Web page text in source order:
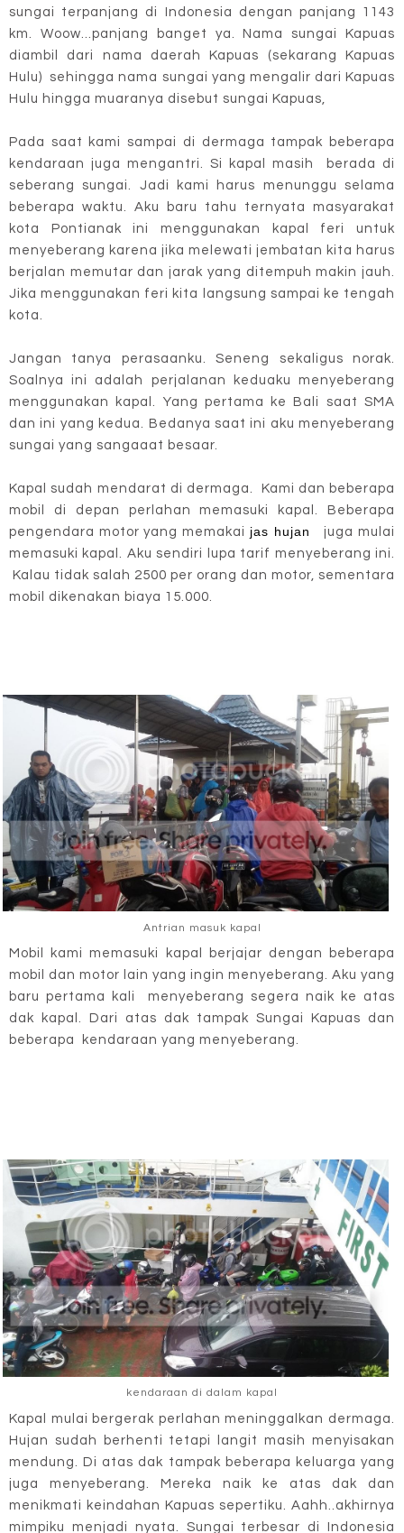
sungai terpanjang di Indonesia dengan panjang 1143
km. Woow...panjang banget ya. Nama sungai Kapuas
diambil dari nama daerah Kapuas (sekarang Kapuas
Hulu) sehingga nama sungai yang mengalir dari Kapuas
Hulu hingga muaranya disebut sungai Kapuas,
Pada saat kami sampai di dermaga tampak beberapa
kendaraan juga mengantri. Si kapal masih berada di
seberang sungai. Jadi kami harus menunggu selama
beberapa waktu. Aku baru tahu ternyata masyarakat
kota Pontianak ini menggunakan kapal feri untuk
menyeberang karena jika melewati jembatan kita harus
berjalan memutar dan jarak yang ditempuh makin jauh.
Jika menggunakan feri kita langsung sampai ke tengah
kota.
Jangan tanya perasaanku. Seneng sekaligus norak.
Soalnya ini adalah perjalanan keduaku menyeberang
menggunakan kapal. Yang pertama ke Bali saat SMA
dan ini yang kedua. Bedanya saat ini aku menyeberang
sungai yang sangaaat besaar.
Kapal sudah mendarat di dermaga. Kami dan beberapa
mobil di depan perlahan memasuki kapal. Beberapa
pengendara motor yang memakai jas hujan
juga mulai
memasuki kapal. Aku sendiri lupa tarif menyeberang ini.
Kalau tidak salah 2500 per orang dan motor, sementara
mobil dikenakan biaya 15.000.
Antrian masuk kapal
Mobil kami memasuki kapal berjajar dengan beberapa
mobil dan motor lain yang ingin menyeberang. Aku yang
baru pertama kali menyeberang segera naik ke atas
dak kapal. Dari atas dak tampak Sungai Kapuas dan
beberapa kendaraan yang menyeberang.
kendaraan di dalam kapal
Kapal mulai bergerak perlahan meninggalkan dermaga.
Hujan sudah berhenti tetapi langit masih menyisakan
mendung. Di atas dak tampak beberapa keluarga yang
juga menyeberang. Mereka naik ke atas dak dan
menikmati keindahan Kapuas sepertiku. Aahh..akhirnya
mimpiku menjadi nyata. Sungai terbesar di Indonesia